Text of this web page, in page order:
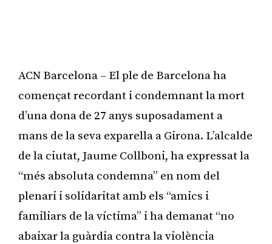
ACN Barcelona – El ple de Barcelona ha
començat recordant i condemnant la mort
d’una dona de 27 anys suposadament a
mans de la seva exparella a Girona. L’alcalde
de la ciutat, Jaume Collboni, ha expressat la
“més absoluta condemna” en nom del
plenari i solidaritat amb els “amics i
familiars de la víctima” i ha demanat “no
abaixar la guàrdia contra la violència